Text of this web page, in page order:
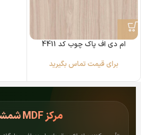
ام دی اف پاک چوب کد 4411
برای قیمت تماس بگیرید
مرکزMDF شمشاد